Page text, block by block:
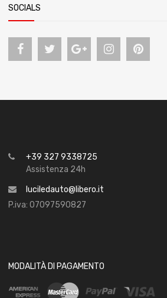
SOCIALS
+39 327 9338725
Assistenza 24h
luciledauto@libero.it
P.iva: 07097590827
MODALITÀ DI PAGAMENTO